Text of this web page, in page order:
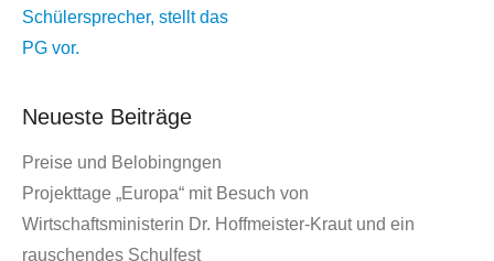
Schülersprecher, stellt das
PG vor.
Neueste Beiträge
Preise und Belobingngen
Projekttage „Europa“ mit Besuch von
Wirtschaftsministerin Dr. Hoffmeister-Kraut und ein
rauschendes Schulfest